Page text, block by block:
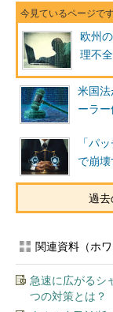
欧州
理不
米国
ーラ
「パ
で崩
過
関連資料（ホワ
急速に広がるシ
つの対策とは？